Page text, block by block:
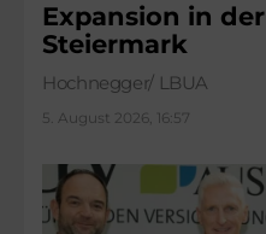
Expansion in der
Steiermark
Hochnegger/ LBUA
5. August 2026, 16:57